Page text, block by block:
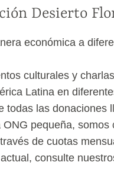
Desierto
económica a
culturales y
Latina en
todas las donaciones
ONG pequeña,
de cuotas
consulte